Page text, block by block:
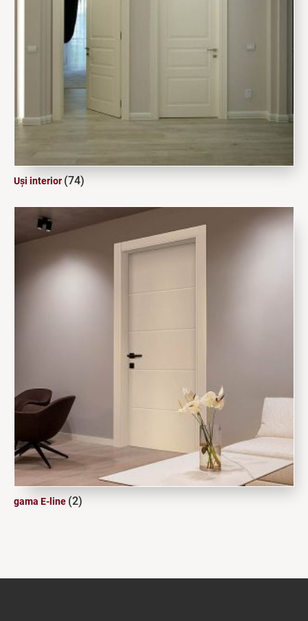
Uși interior (74)
gama E-line (2)